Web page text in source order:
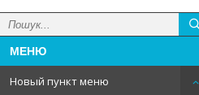
Новый пункт меню